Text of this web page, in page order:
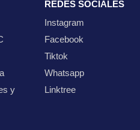
y
REDES SOCIALES
Instagram
Facebook
Tiktok
Whatsapp
Linktree